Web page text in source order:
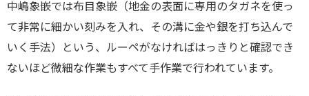
中嶋象嵌では布目象嵌（地金の表面に専用のタガネを使っ
て非常に細かい刻みを入れ、その溝に金や銀を打ち込んで
いく手法）という、ルーペがなければはっきりと確認でき
ないほど微細な作業もすべて手作業で行われています。